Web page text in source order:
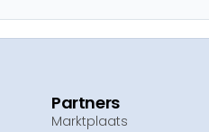
Partners
Marktplaats